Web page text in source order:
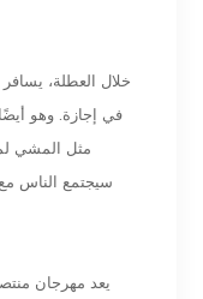
خلال العطلة،
في إجازة. وهو
مثل المشي
سيجتمع الناس
يعد مهرجان